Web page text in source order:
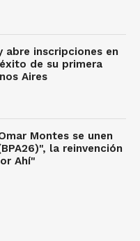
abre inscripciones en
de su primera
Aires
Montes se unen
la reinvención
Ahí"